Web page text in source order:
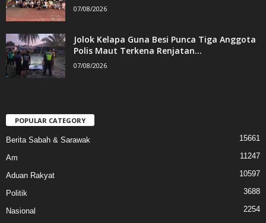
07/08/2026
Jolok Kelapa Guna Besi Punca Tiga Anggota
Polis Maut Terkena Renjatan...
07/08/2026
POPULAR CATEGORY
Berita Sabah & Sarawak 15661
Am 11247
Aduan Rakyat 10597
Politik 3688
Nasional
2254